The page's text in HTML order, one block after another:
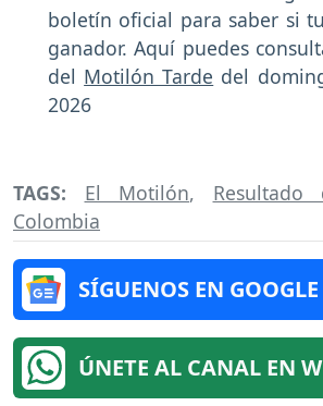
boletín oficial para saber si
ganador. Aquí puedes
del Motilón Tarde del
2026
TAGS: El Motilón,
Colombia
SÍGUENOS EN
ÚNETE AL CANAL EN